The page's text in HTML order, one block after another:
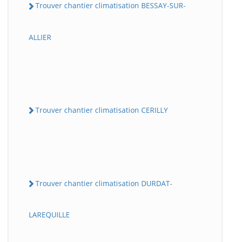
Trouver chantier climatisation BESSAY-SUR-
ALLIER
Trouver chantier climatisation CERILLY
Trouver chantier climatisation DURDAT-
LAREQUILLE